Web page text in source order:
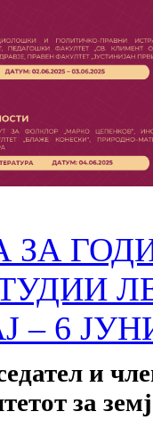
ЗА
– 6
и
за